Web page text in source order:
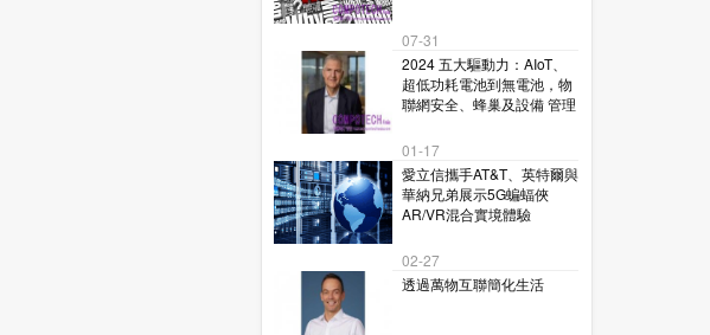
07-31
2024 五大驅動力：AIoT、
超低功耗電池到無電池，物
聯網安全、蜂巢及設備 管理
01-17
愛立信攜手AT&T、英特爾與
華納兄弟展示5G蝙蝠俠
AR/VR混合實境體驗
02-27
透過萬物互聯簡化生活